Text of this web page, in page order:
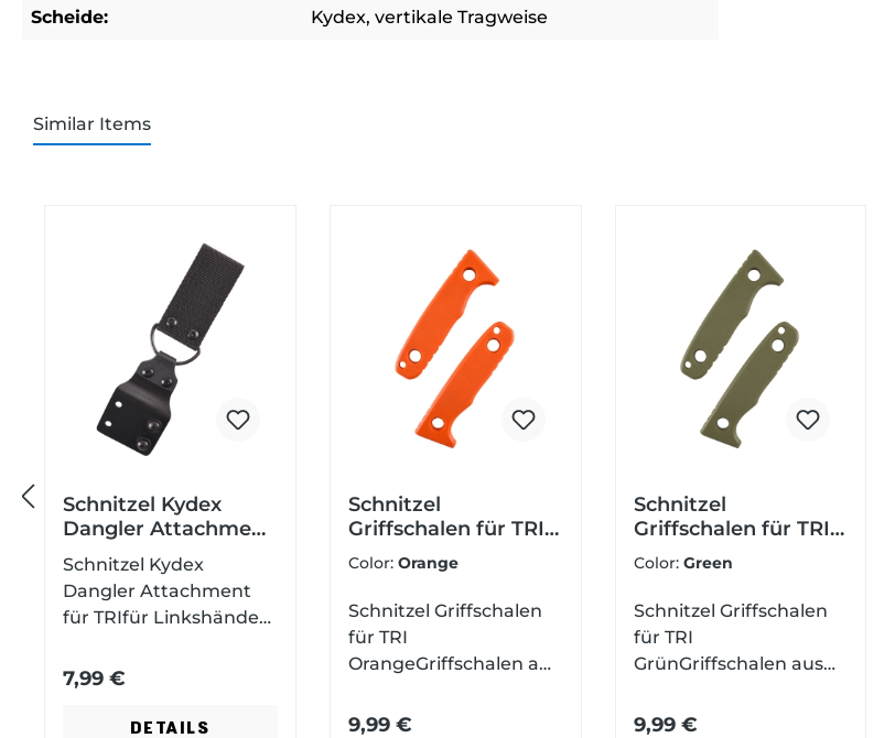
Scheide: Kydex, vertikale Tragweise
Similar Items
von 5 von 5 Sternen
Schnitzel Kydex
Dangler Attachment
für TRI
Schnitzel Kydex
Dangler Attachment
für TRIfür Linkshänder
Kydex Scheide aller TRI
Attachment,
7,99 €
DETAILS
Schnitzel
Griffschalen für TRI
Orange
Color: Orange
Schnitzel Griffschalen
für TRI
OrangeGriffschalen aus
Outdoormesser TRI
9,99 €
Schnitzel
Griffschalen für TRI
Grün
Color: Green
Schnitzel Griffschalen
für TRI
GrünGriffschalen aus
Outdoormesser TRI
9,99 €